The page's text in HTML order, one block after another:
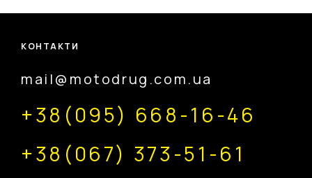
КОНТАКТИ
mail@motodrug.com.ua
+38(095) 668-16-46
+38(067) 373-51-61